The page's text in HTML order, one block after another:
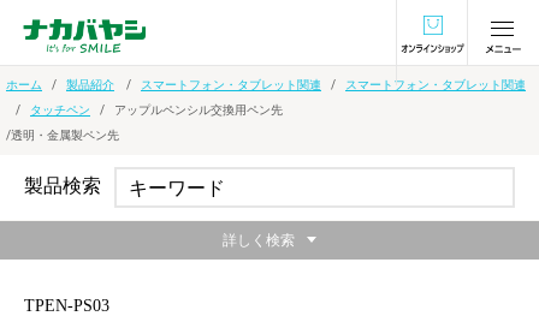
オンラインショ
ホーム 製品紹介 スマートフォン・タブレット関連
スマートフォン・タブレット関連
タッチペン
アップルペンシル交換用ペン先
/透明・金属製ペン先
TPEN-PS03
製品検索
詳しく検索